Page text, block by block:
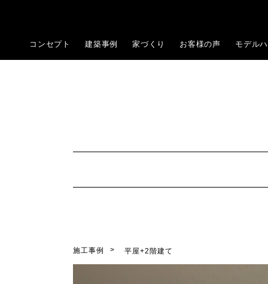
コンセプト 建築事例 家づくり お客様の声 モデル
施工事例 平屋+2階建て